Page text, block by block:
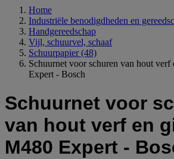
Home
Industriële benodigdheden en
Handgereedschap
Vijl, schuurvel, schaaf
Schuurpapier (48)
Schuurnet voor schuren van hout
Expert - Bosch
Schuurnet voor
van hout verf en
M480 Expert -